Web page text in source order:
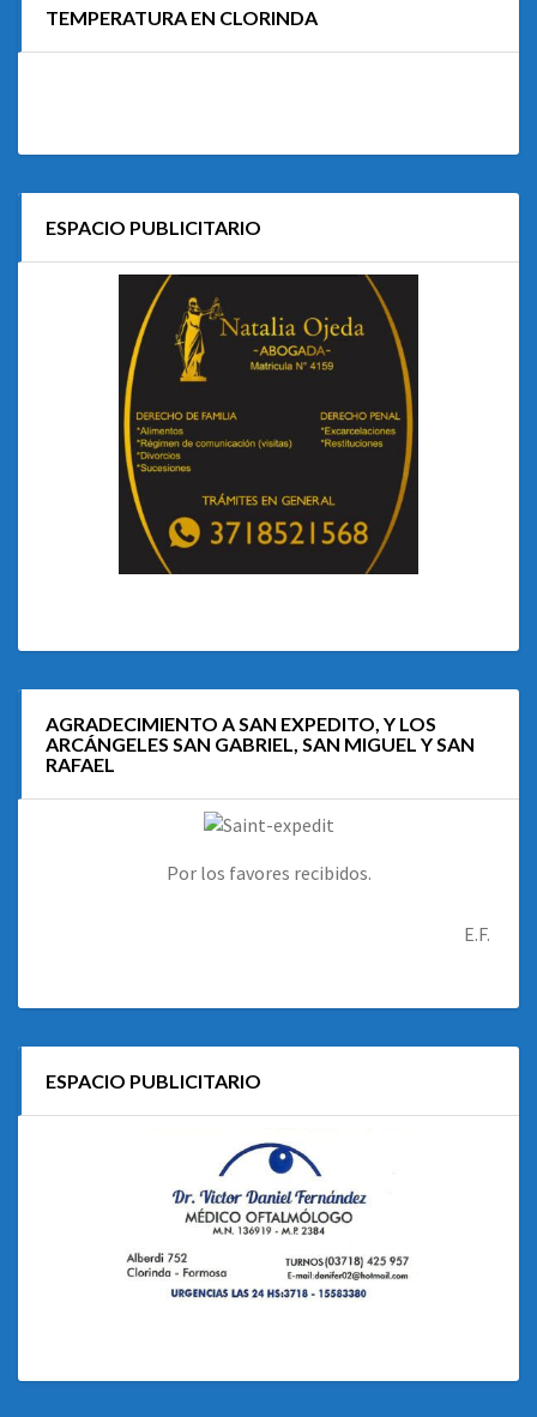
TEMPERATURA EN CLORINDA
ESPACIO PUBLICITARIO
AGRADECIMIENTO A SAN EXPEDITO, Y LOS
ARCÁNGELES SAN GABRIEL, SAN MIGUEL Y SAN
RAFAEL
Por los favores recibidos.
E.F.
ESPACIO PUBLICITARIO